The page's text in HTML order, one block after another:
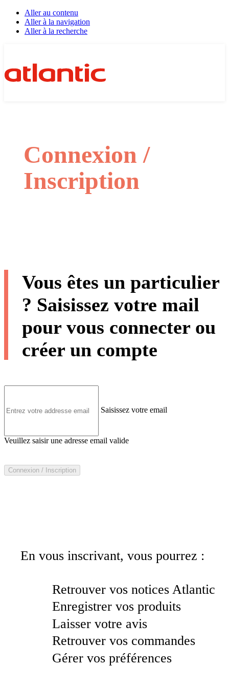
Aller au contenu
Aller à la navigation
Aller à la recherche
Connexion /
Inscription
Vous êtes un particulier
? Saisissez votre mail
pour vous connecter ou
créer un compte
Saisissez votre email
Veuillez saisir une adresse email valide
Connexion / Inscription
En vous inscrivant, vous pourrez :
Retrouver vos notices Atlantic
Enregistrer vos produits
Laisser votre avis
Retrouver vos commandes
Gérer vos préférences